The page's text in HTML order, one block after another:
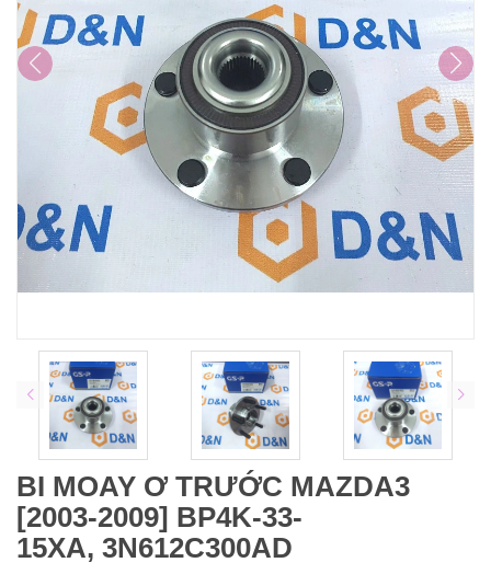
BI MOAY Ơ TRƯỚC MAZDA3
[2003-2009] BP4K-33-
15XA, 3N612C300AD